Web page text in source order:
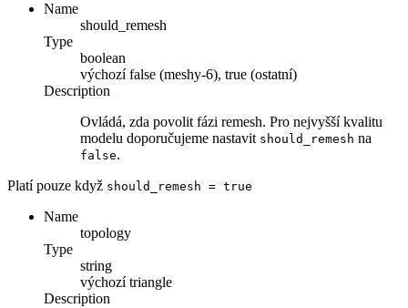
Name
should_remesh
Type
boolean
výchozí false (meshy-6), true (ostatní)
Description
Ovládá, zda povolit fázi remesh. Pro nejvyšší kvalitu
modelu doporučujeme nastavit should_remesh na
false.
Platí pouze když should_remesh = true
Name
topology
Type
string
výchozí triangle
Description